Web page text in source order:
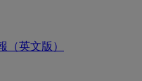
（英文版）